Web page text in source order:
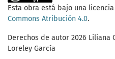
Esta obra está bajo una
Commons Atribución 4.0.
Derechos de autor 2026 Liliana
Loreley García